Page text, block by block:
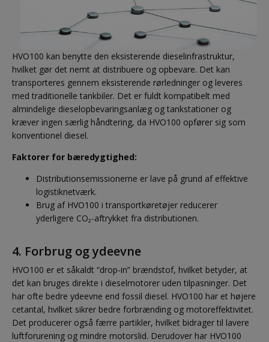
HVO100 kan benytte den eksisterende dieselinfrastruktur,
hvilket gør det nemt at distribuere og opbevare. Det kan
transporteres gennem eksisterende rørledninger og leveres
med traditionelle tankbiler. Det er fuldt kompatibelt med
almindelige dieselopbevaringsanlæg og tankstationer og
kræver ingen særlig håndtering, da HVO100 opfører sig som
konventionel diesel.
Faktorer for bæredygtighed:
Distributionsemissionerne er lave på grund af effektive
logistiknetværk.
Brug af HVO100 i transportkøretøjer reducerer
yderligere CO₂-aftrykket fra distributionen.
4. Forbrug og ydeevne
HVO100 er et såkaldt “drop-in” brændstof, hvilket betyder, at
det kan bruges direkte i dieselmotorer uden tilpasninger. Det
har ofte bedre ydeevne end fossil diesel. HVO100 har et højere
cetantal, hvilket sikrer bedre forbrænding og motoreffektivitet.
Det producerer også færre partikler, hvilket bidrager til lavere
luftforurening og mindre motorslid. Derudover har HVO100